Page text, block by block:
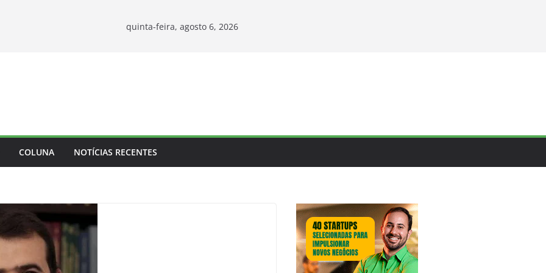
quinta-feira, agosto 6, 2026
COLUNA NOTÍCIAS RECENTES